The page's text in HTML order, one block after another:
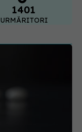
1401
URMĂRITORI